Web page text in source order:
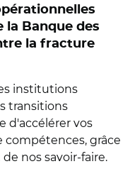
la Banque des
la fracture
institutions
transitions
d'accélérer vos
grâce
nos savoir-faire.